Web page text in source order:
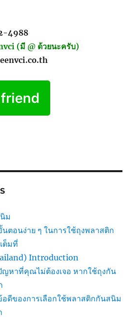
4988
(มี @ ด้วยนะครับ)
ม
ตอนง่าย ๆ ในการใช้ถุงพลาสติก
ต็มที่
Introduction
ญหาที่คุณไม่ต้องเจอ หากใช้ถุงกัน
อดีของการเลือกใช้พลาสติกกันสนิม